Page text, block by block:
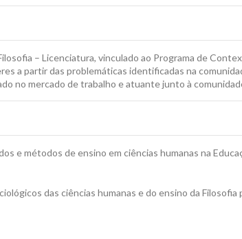
– Licenciatura, vinculado ao Programa de
a partir das problemáticas identificadas na
no mercado de trabalho e atuante junto à
e métodos de ensino em ciências humanas na
das ciências humanas e do ensino da Filosofia